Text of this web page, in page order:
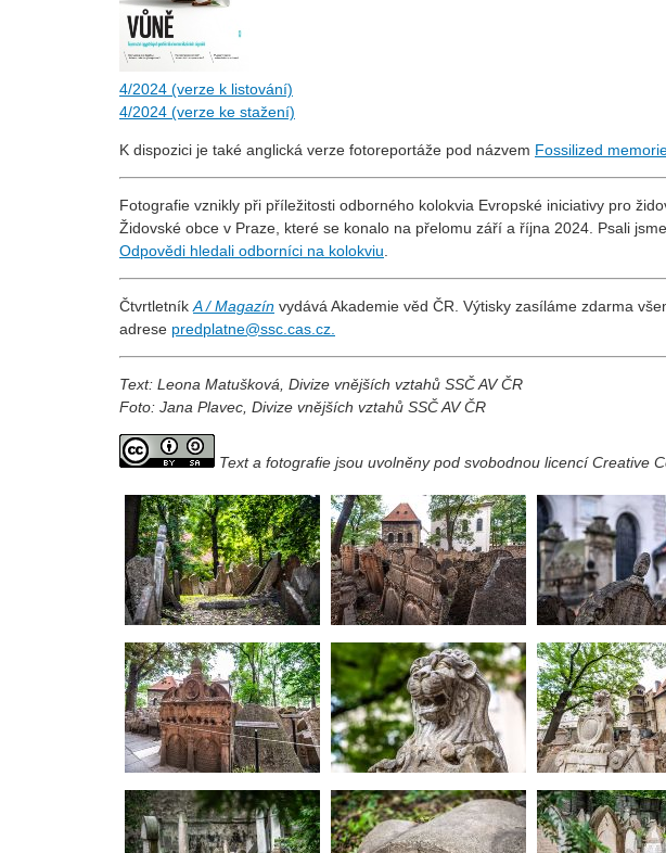
4/2024 (verze k listování)
4/2024 (verze ke stažení)
K dispozici je také anglická verze fotoreportáže pod názvem Fossilized
Fotografie vznikly při příležitosti odborného kolokvia Evropské iniciativy pro
Židovské obce v Praze, které se konalo na přelomu září a října 2024. Psali
Odpovědi hledali odborníci na kolokviu.
ČtvrtletníkA / Magazín vydává Akademie věd ČR. Výtisky zasíláme zdarma
adrese predplatne@ssc.cas.cz.
Text: Leona Matušková, Divize vnějších vztahů SSČ AV ČR
Foto: Jana Plavec, Divize vnějších vztahů SSČ AV ČR
Text a fotografie jsou uvolněny pod svobodnou licencí Creative